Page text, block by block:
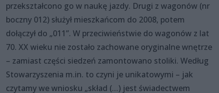
przekształcono go w naukę jazdy. Drugi z wagonów (nr
boczny 012) służył mieszkańcom do 2008, potem
dołączył do „011”. W przeciwieństwie do wagonów z lat
70. XX wieku nie zostało zachowane oryginalne wnętrze
– zamiast części siedzeń zamontowano stoliki. Według
Stowarzyszenia m.in. to czyni je unikatowymi – jak
czytamy we wniosku „skład (…) jest świadectwem